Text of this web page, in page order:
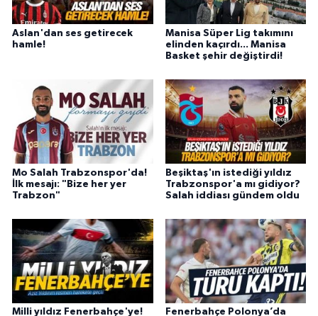
Aslan'dan ses getirecek
hamle!
Manisa Süper Lig takımını
elinden kaçırdı... Manisa
Basket şehir değiştirdi!
Mo Salah Trabzonspor'da!
İlk mesajı: "Bize her yer
Trabzon"
Beşiktaş'ın istediği yıldız
Trabzonspor'a mı gidiyor?
Salah iddiası gündem oldu
Milli yıldız Fenerbahçe'ye!
Fenerbahçe Polonya’da